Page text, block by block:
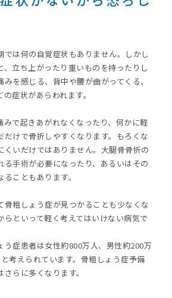
では何の自覚症状もありません。しかし
、立ち上がったり重いものを持ったりし
を感じる、背中や腰が曲がってくる、
症状があらわれます。
みで起きあがれなくなったり、何かに軽
だけで骨折しやすくなります。もろくな
くいだけではありません。大腿骨骨折の
る手術が必要になったり、あるいはその
こともあります。
骨粗しょう症が見つかることも少なくな
らといって軽く考えてはいけない病気で
う症患者は女性約800万人、男性約200万
考えられています。骨粗しょう症予備
らに多くなります。